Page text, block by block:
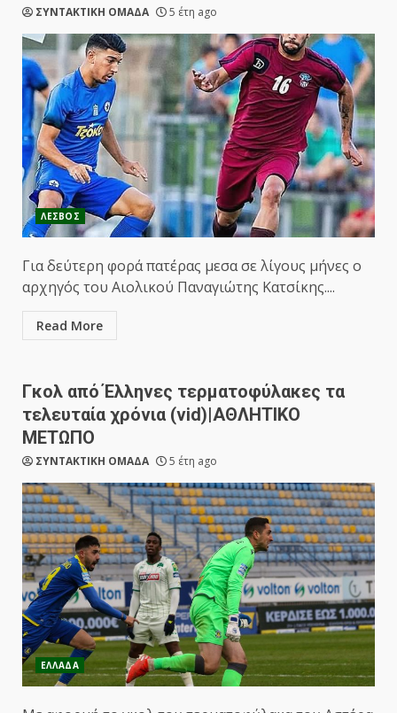
ΣΥΝΤΑΚΤΙΚΗ ΟΜΑΔΑ 5 έτη ago
ΛΕΣΒΟΣ
Για δεύτερη φορά πατέρας μεσα σε λίγους μήνες ο
αρχηγός του Αιολικού Παναγιώτης Κατσίκης....
Read More
Γκολ από Έλληνες τερματοφύλακες τα
τελευταία χρόνια (vid)|ΑΘΛΗΤΙΚΟ
ΜΕΤΩΠΟ
ΣΥΝΤΑΚΤΙΚΗ ΟΜΑΔΑ 5 έτη ago
ΕΛΛΑΔΑ